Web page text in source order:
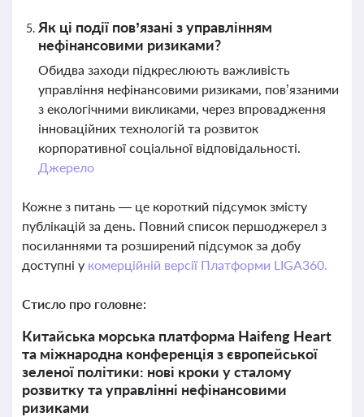
Як ці події пов’язані з управлінням
нефінансовими ризиками?
Обидва заходи підкреслюють важливість
управління нефінансовими ризиками, пов’язаними
з екологічними викликами, через впровадження
інноваційних технологій та розвиток
корпоративної соціальної відповідальності.
Джерело
Кожне з питань — це короткий підсумок змісту
публікацій за день. Повний список першоджерел з
посиланнями та розширений підсумок за добу
доступні у комерційній версії Платформи LIGA360.
Стисло про головне:
Китайська морська платформа Haifeng Heart
та міжнародна конференція з європейської
зеленої політики: нові кроки у сталому
розвитку та управлінні нефінансовими
ризиками